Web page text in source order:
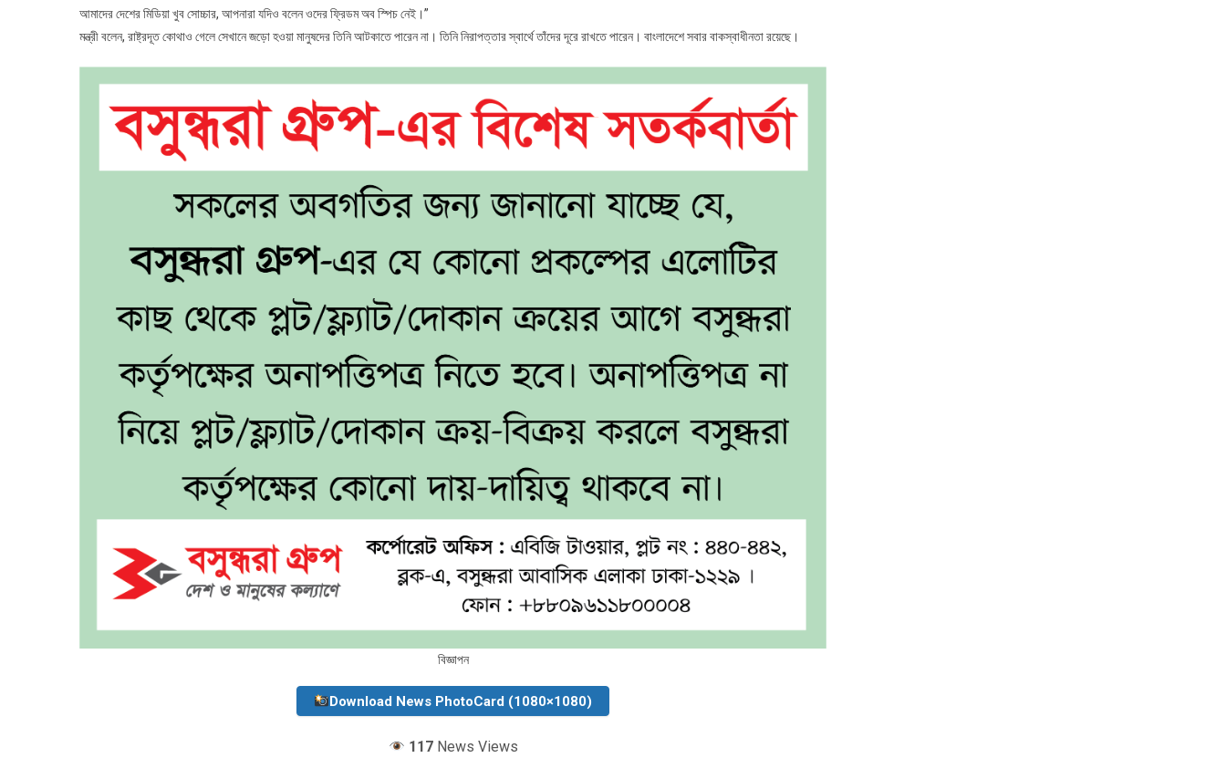
আমাদের দেশের মিডিয়া খুব সোচ্চার, আপনারা যদিও বলেন ওদের ফ্রিডম অব স্পিচ নেই।”
মন্ত্রী বলেন, রাষ্ট্রদূত কোথাও গেলে সেখানে জড়ো হওয়া মানুষদের তিনি আটকাতে পারেন না। তিনি নিরাপত্তার স্বার্থে তাঁদের দূরে রাখতে পারেন। বাংলাদেশে সবার বাকস্বাধীনতা রয়েছে।
বিজ্ঞাপন
Download News PhotoCard (1080×1080)
117News Views